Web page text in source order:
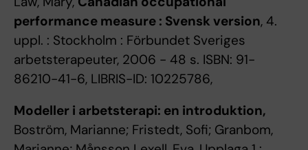
performance measure : Svensk version, 4.
uppl. : Stockholm : Förbundet Sveriges
arbetsterapeuter, 2006 - 48 s. ISBN: 91-
86210-41-6, LIBRIS-ID: 10225786,
Modeller i arbetsterapi: en introduktion,
Boström, Marianne; Fristedt, Sofi; Granbom,